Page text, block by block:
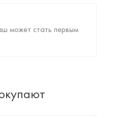
может стать первым